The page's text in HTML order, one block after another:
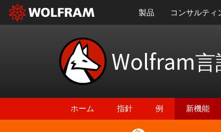
製品 コンサルティ
Wolfram言
ホーム 指針 例 新機能